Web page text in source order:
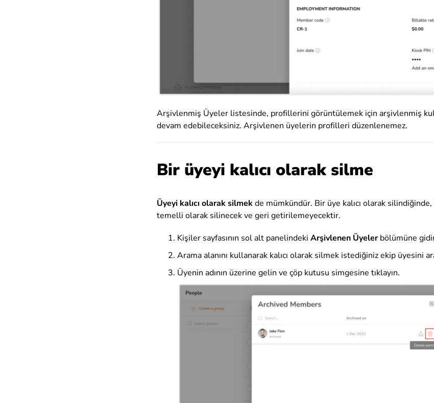
Arşivlenmiş Üyeler listesinde, profillerini görüntülemek için arşivlenmiş
devam edebileceksiniz. Arşivlenen üyelerin profilleri düzenlenemez.
Bir üyeyi kalıcı olarak silme
Üyeyi kalıcı olarak silmekde mümkündür. Bir üye kalıcı olarak
temelli olarak silinecek ve geri getirilemeyecektir.
Kişiler sayfasının sol alt panelindeki Arşivlenen Üyelerbölümüne
Arama alanını kullanarak kalıcı olarak silmek istediğiniz ekip üyesini
Üyenin adının üzerine gelin ve çöp kutusu simgesine tıklayın.